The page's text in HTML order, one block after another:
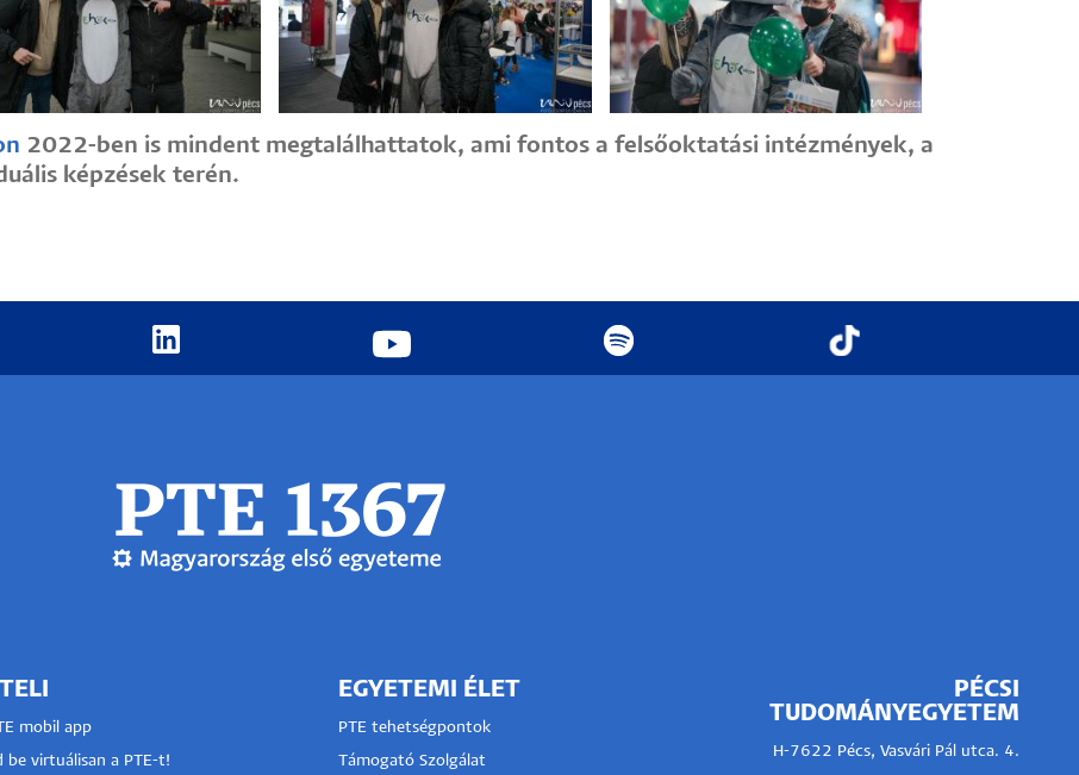
2022-ben is mindent megtalálhattatok, ami fontos a felsőoktatási intézmények, a
képzések terén.
mobil app
be virtuálisan a PTE-t!
EGYETEMI ÉLET
PTE tehetségpontok
Támogató Szolgálat
PÉCSI
TUDOMÁNYEGYETEM
H-7622 Pécs, Vasvári Pál utca. 4.